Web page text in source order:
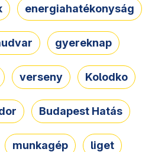
energiahatékonyság
gyereknap
verseny Kolodko
Budapest Hatás
munkagép liget